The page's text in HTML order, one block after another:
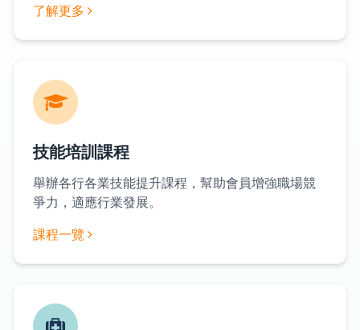
了解更多
技能培訓課程
舉辦各行各業技能提升課程，幫助會員增強職場競
爭力，適應行業發展。
課程一覽